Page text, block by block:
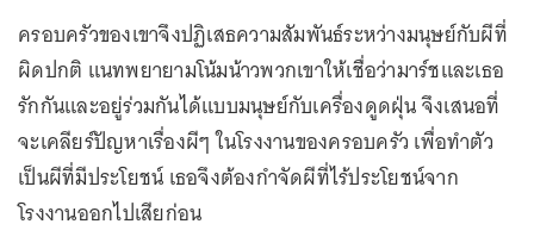
ครอบครัวของเขาจึงปฏิเสธความสัมพันธ์ระหว่างมนุษย์กับผีที่
ผิดปกติ แนทพยายามโน้มน้าวพวกเขาให้เชื่อว่ามาร์ชและเธอ
รักกันและอยู่ร่วมกันได้แบบมนุษย์กับเครื่องดูดฝุ่น จึงเสนอที่
จะเคลียร์ปัญหาเรื่องผีๆ ในโรงงานของครอบครัว เพื่อทำตัว
เป็นผีที่มีประโยชน์ เธอจึงต้องกำจัดผีที่ไร้ประโยชน์จาก
โรงงานออกไปเสียก่อน